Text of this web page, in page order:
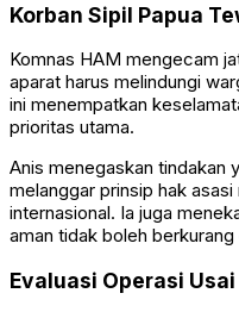
Korban Sipil Papua
Komnas HAM mengecam
aparat harus melindungi
ini menempatkan
prioritas utama.
Anis menegaskan tindakan
melanggar prinsip hak
internasional. Ia juga
aman tidak boleh
Evaluasi Operasi